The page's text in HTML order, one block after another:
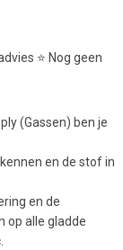
⭐ Nog geen
(Gassen) ben je
en de stof in
en de
op alle gladde